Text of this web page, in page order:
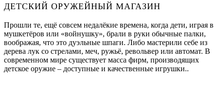
ДЕТСКИЙ ОРУЖЕЙНЫЙ МАГАЗИН
Прошли те, ещё совсем недалёкие времена, когда дети, играя в
мушкетёров или «войнушку», брали в руки обычные палки,
воображая, что это дуэльные шпаги. Либо мастерили себе из
дерева лук со стрелами, меч, ружьё, револьвер или автомат. В
современном мире существует масса фирм, производящих
детское оружие – доступные и качественные игрушки..